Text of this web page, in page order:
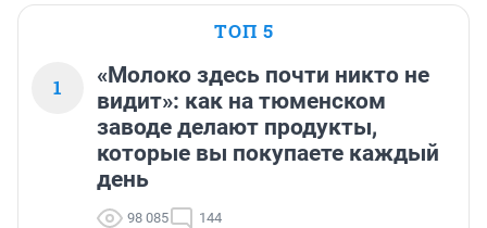
ТОП 5
1
«Молоко здесь почти никто не
видит»: как на тюменском
заводе делают продукты,
которые вы покупаете каждый
день
98 085 144